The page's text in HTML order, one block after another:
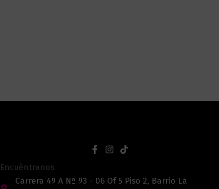
Encuéntranos
Carrera 49 A Nº 93 - 06 Of 5 Piso 2, Barrio La